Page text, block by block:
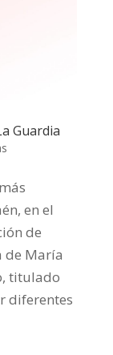
Guardia
en el
de
de María
titulado
diferentes